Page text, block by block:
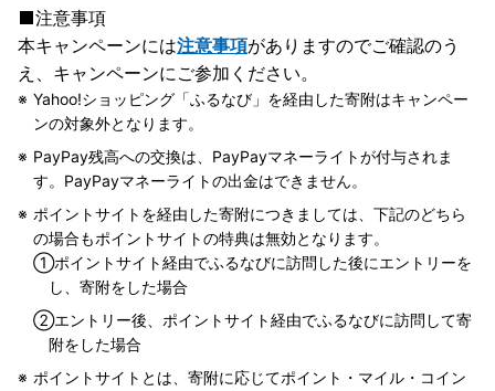
注意事項
本キャンペーンには注意事項がありますのでご確認のう
え、キャンペーンにご参加ください。
Yahoo!ショッピング「ふるなび」を経由した寄附はキャンペー
ンの対象外となります。
PayPay残高への交換は、PayPayマネーライトが付与されま
す。PayPayマネーライトの出金はできません。
ポイントサイトを経由した寄附につきましては、下記のどちら
の場合もポイントサイトの特典は無効となります。
①ポイントサイト経由でふるなびに訪問した後にエントリーを
し、寄附をした場合
②エントリー後、ポイントサイト経由でふるなびに訪問して寄
附をした場合
ポイントサイトとは、寄附に応じてポイント・マイル・コイン